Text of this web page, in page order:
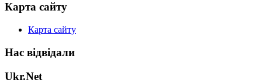
Карта сайту
Карта сайту
Нас відвідали
Ukr.Net